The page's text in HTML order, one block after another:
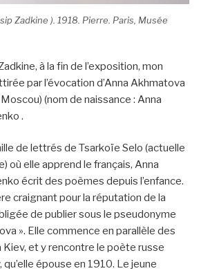
Zadkine ). 1918. Pierre. Paris, Musée
à la fin de l’exposition, mon
par l’évocation d’Anna Akhmatova
(nom de naissance : Anna
.
de lettrés de Tsarkoïe Selo (actuelle
où elle apprend le français, Anna
écrit des poèmes depuis l’enfance.
craignant pour la réputation de la
de publier sous le pseudonyme
». Elle commence en parallèle des
et y rencontre le poète russe
épouse en 1910. Le jeune